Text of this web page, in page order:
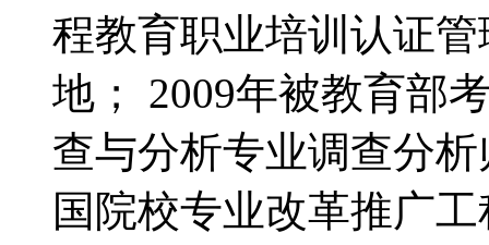
程教育职业培训认证
地； 2009年被教育部
查与分析专业调查分
国院校专业改革推广